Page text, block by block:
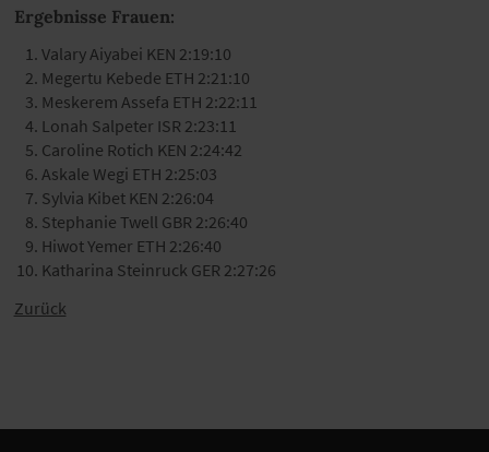
Ergebnisse Frauen:
Valary Aiyabei KEN 2:19:10
Megertu Kebede ETH 2:21:10
Meskerem Assefa ETH 2:22:11
Lonah Salpeter ISR 2:23:11
Caroline Rotich KEN 2:24:42
Askale Wegi ETH 2:25:03
Sylvia Kibet KEN 2:26:04
Stephanie Twell GBR 2:26:40
Hiwot Yemer ETH 2:26:40
Katharina Steinruck GER 2:27:26
Zurück